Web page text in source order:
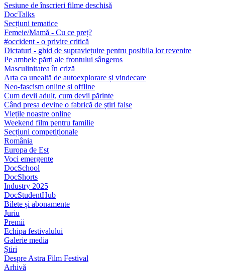
Sesiune de înscrieri filme deschisă
DocTalks
Secțiuni tematice
Femeie/Mamă - Cu ce preț?
#occident - o privire critică
Dictaturi - ghid de supraviețuire pentru posibila lor revenire
Pe ambele părți ale frontului sângeros
Masculinitatea în criză
Arta ca unealtă de autoexplorare și vindecare
Neo-fascism online și offline
Cum devii adult, cum devii părinte
Când presa devine o fabrică de știri false
Viețile noastre online
Weekend film pentru familie
Secțiuni competiționale
România
Europa de Est
Voci emergente
DocSchool
DocShorts
Industry 2025
DocStudentHub
Bilete și abonamente
Juriu
Premii
Echipa festivalului
Galerie media
Știri
Despre Astra Film Festival
Arhivă